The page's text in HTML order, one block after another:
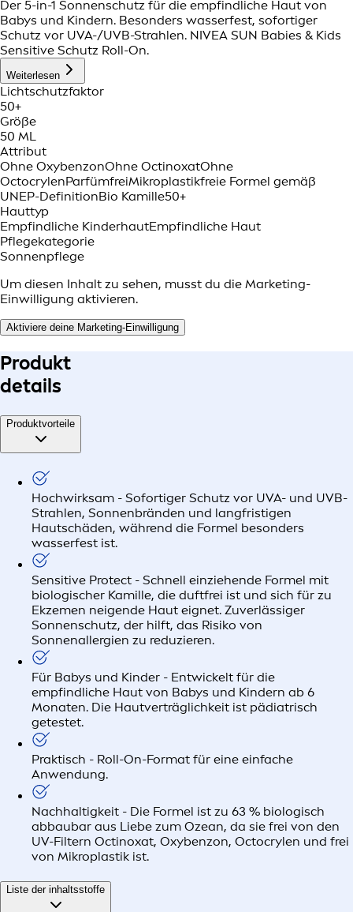
Der 5-in-1 Sonnenschutz für die empfindliche Haut von
Babys und Kindern. Besonders wasserfest, sofortiger
Schutz vor UVA-/UVB-Strahlen. NIVEA SUN Babies & Kids
Sensitive Schutz Roll-On.
Weiterlesen
Lichtschutzfaktor
50+
Größe
50 ML
Attribut
Ohne OxybenzonOhne OctinoxatOhne
OctocrylenParfümfreiMikroplastikfreie Formel gemäß
UNEP-DefinitionBio Kamille50+
Hauttyp
Empfindliche KinderhautEmpfindliche Haut
Pflegekategorie
Sonnenpflege
Um diesen Inhalt zu sehen, musst du die Marketing-
Einwilligung aktivieren.
Aktiviere deine Marketing-Einwilligung
Produkt
details
Produktvorteile
Hochwirksam - Sofortiger Schutz vor UVA- und UVB-
Strahlen, Sonnenbränden und langfristigen
Hautschäden, während die Formel besonders
wasserfest ist.
Sensitive Protect - Schnell einziehende Formel mit
biologischer Kamille, die duftfrei ist und sich für zu
Ekzemen neigende Haut eignet. Zuverlässiger
Sonnenschutz, der hilft, das Risiko von
Sonnenallergien zu reduzieren.
Für Babys und Kinder - Entwickelt für die
empfindliche Haut von Babys und Kindern ab 6
Monaten. Die Hautverträglichkeit ist pädiatrisch
getestet.
Praktisch - Roll-On-Format für eine einfache
Anwendung.
Nachhaltigkeit - Die Formel ist zu 63 % biologisch
abbaubar aus Liebe zum Ozean, da sie frei von den
UV-Filtern Octinoxat, Oxybenzon, Octocrylen und frei
von Mikroplastik ist.
Liste der inhaltsstoffe